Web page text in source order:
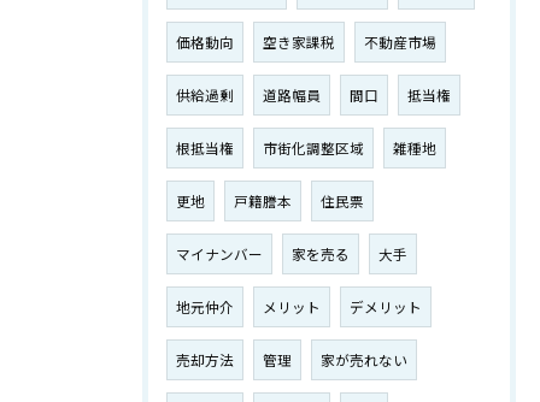
価格動向 空き家課税 不動産市場
供給過剰 道路幅員 間口 抵当権
根抵当権 市街化調整区域 雑種地
更地 戸籍謄本 住民票
マイナンバー 家を売る 大手
地元仲介 メリット デメリット
売却方法 管理 家が売れない